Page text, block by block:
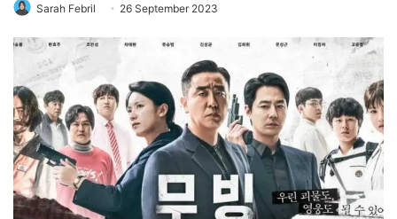
Sarah Febril 26 September 2023